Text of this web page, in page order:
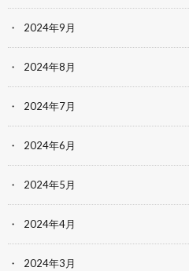
2024年9月
2024年8月
2024年7月
2024年6月
2024年5月
2024年4月
2024年3月